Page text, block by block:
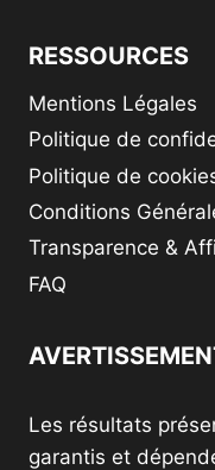
RESSOURCES
Mentions Légales
Politique de
Politique de
Conditions
Transparence &
FAQ
Les résultats
garantis et